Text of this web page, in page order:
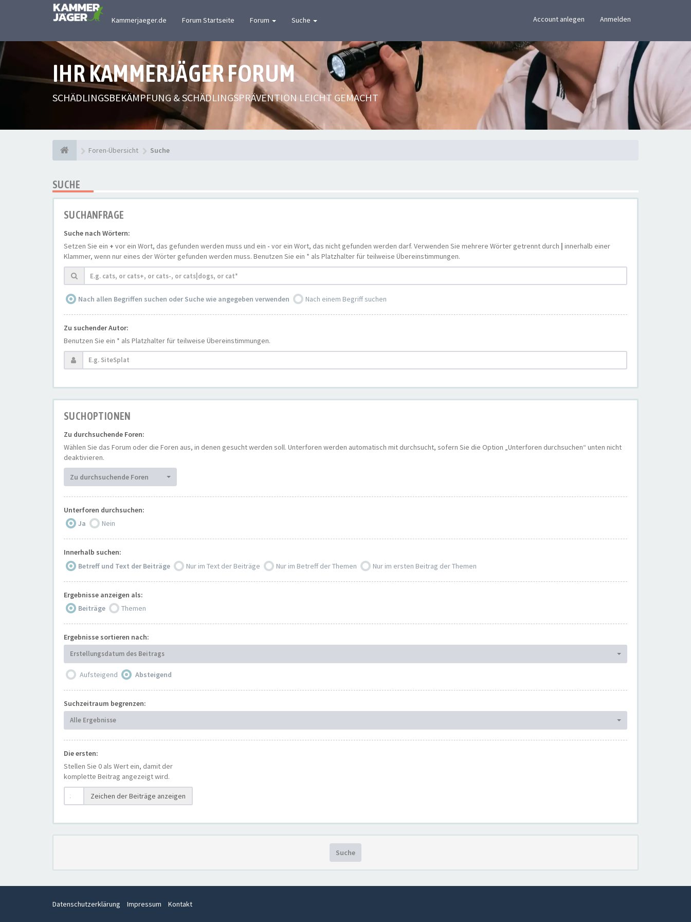
Kammerjaeger.de Forum Startseite Forum Suche Account anlegen Anmelden
IHR KAMMERJÄGER FORUM
SCHÄDLINGSBEKÄMPFUNG & SCHÄDLINGSPRÄVENTION LEICHT GEMACHT
Foren-Übersicht Suche
SUCHE
SUCHANFRAGE
Suche nach Wörtern:
Setzen Sie ein + vor ein Wort, das gefunden werden muss und ein - vor ein Wort, das nicht gefunden werden darf. Verwenden Sie mehrere Wörter getrennt durch | innerhalb einer
Klammer, wenn nur eines der Wörter gefunden werden muss. Benutzen Sie ein * als Platzhalter für teilweise Übereinstimmungen.
Nach allen Begriffen suchen oder Suche wie angegeben verwenden Nach einem Begriff suchen
Zu suchender Autor:
Benutzen Sie ein * als Platzhalter für teilweise Übereinstimmungen.
SUCHOPTIONEN
Zu durchsuchende Foren:
Wählen Sie das Forum oder die Foren aus, in denen gesucht werden soll. Unterforen werden automatisch mit durchsucht, sofern Sie die Option „Unterforen durchsuchen“ unten nicht
deaktivieren.
Zu durchsuchende Foren
Unterforen durchsuchen:
Ja
Nein
Innerhalb suchen:
Betreff und Text der Beiträge
Nur im Text der Beiträge Nur im Betreff der Themen Nur im ersten Beitrag der Themen
Ergebnisse anzeigen als:
Beiträge
Themen
Ergebnisse sortieren nach:
Erstellungsdatum des Beitrags
Aufsteigend Absteigend
Suchzeitraum begrenzen:
Alle Ergebnisse
Die ersten:
Stellen Sie 0 als Wert ein, damit der
komplette Beitrag angezeigt wird.
Zeichen der Beiträge anzeigen
Suche
Datenschutzerklärung Impressum Kontakt